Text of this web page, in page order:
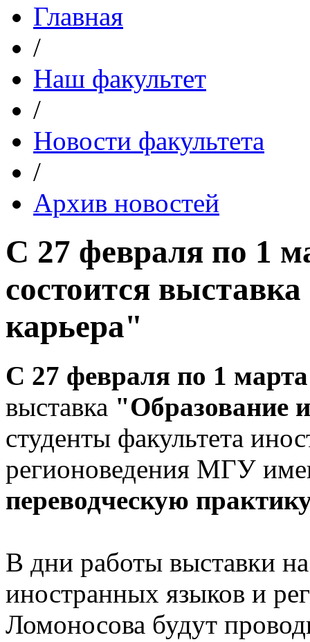
Главная
/
Наш факультет
/
Новости факультета
/
Архив новостей
С 27 февраля по 1
состоится
карьера"
С 27 февраля по 1 марта
выставка "Образование
студенты факультета
регионоведения МГУ
переводческую
В дни работы выставки на
иностранных языков и
Ломоносова будут